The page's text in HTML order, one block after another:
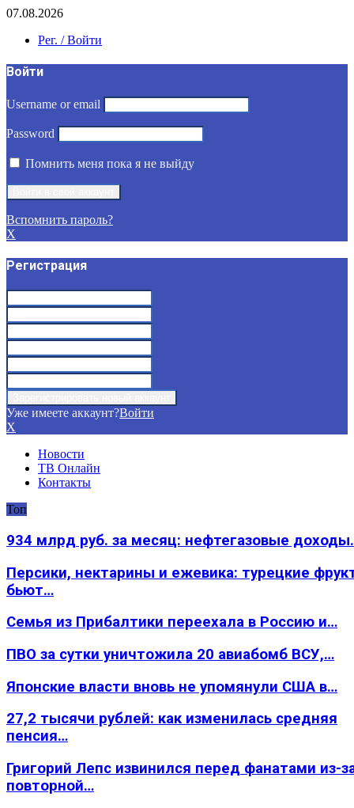
07.08.2026
Рег. / Войти
Войти
Username or email
Password
Помнить меня пока я не выйду
Вспомнить пароль?
X
Регистрация
Уже имеете аккаунт?Войти
X
Новости
ТВ Онлайн
Контакты
Топ
934 млрд руб. за месяц: нефтегазовые
Персики, нектарины и ежевика: турецкие
бьют…
Семья из Прибалтики переехала в Россию и…
ПВО за сутки уничтожила 20 авиабомб ВСУ,…
Японские власти вновь не упомянули США в…
27,2 тысячи рублей: как изменилась средняя
пенсия…
Григорий Лепс извинился перед фанатами из-
повторной…